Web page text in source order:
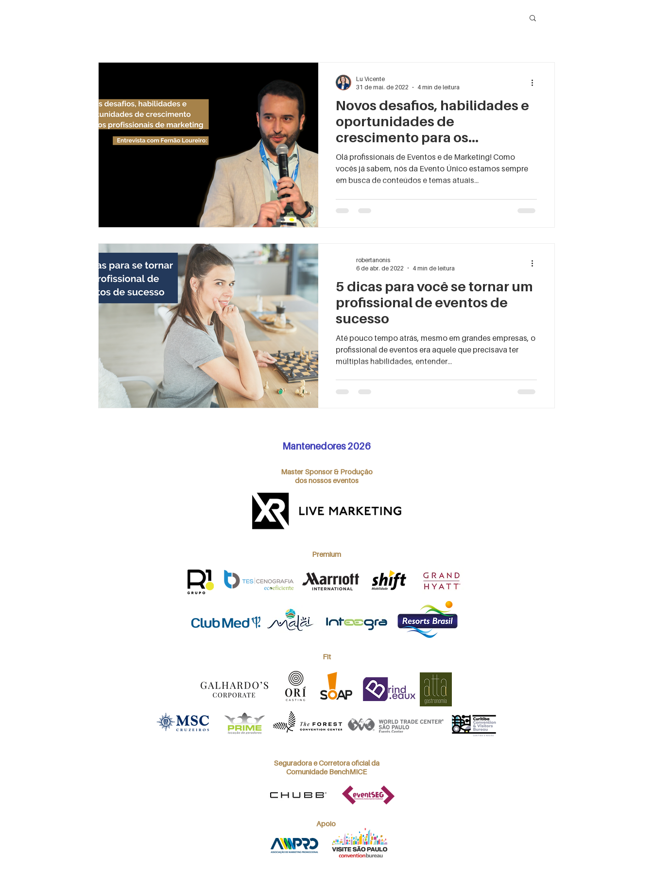
Novos desafios, habilidades e
oportunidades de
crescimento para os
profissionais de marketing
Olá profissionais de Eventos e de Marketing! Como
vocês já sabem, nós da Evento Único estamos sempre
em busca de conteúdos e temas atuais...
Lu Vicente
31 de mai. de 2022
4 min de leitura
5 dicas para você se tornar um
profissional de eventos de
sucesso
Até pouco tempo atrás, mesmo em grandes empresas, o
profissional de eventos era aquele que precisava ter
múltiplas habilidades, entender...
robertanonis
6 de abr. de 2022
4 min de leitura
Mantenedores 2026
Master Sponsor & Produção
dos nossos eventos
Premium
Fit
Seguradora e Corretora oficial da
Comunidade BenchMICE
Apoio